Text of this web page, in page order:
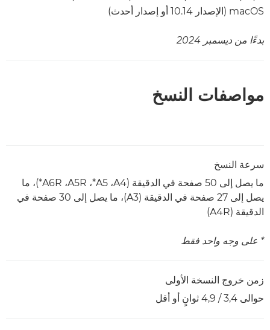
بدءًا من ديسمبر 2024
مواصفات النسخ
سرعة النسخ
ما يصل إلى 50 صفحة في الدقيقة (A4‏، A5*‏، A5R‏، A6R*)، ما
يصل إلى 27 صفحة في الدقيقة (A3)، ما يصل إلى 30 صفحة في
الدقيقة (A4R)
* على وجه واحد فقط
زمن خروج النسخة الأولى
حوالى 3,4 / 4,9 ثوانٍ أو أقل